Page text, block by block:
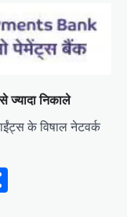
ज्यादा निकाले
के विषाल नेटवर्क